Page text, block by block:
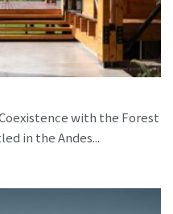
with the Forest
in the Andes...